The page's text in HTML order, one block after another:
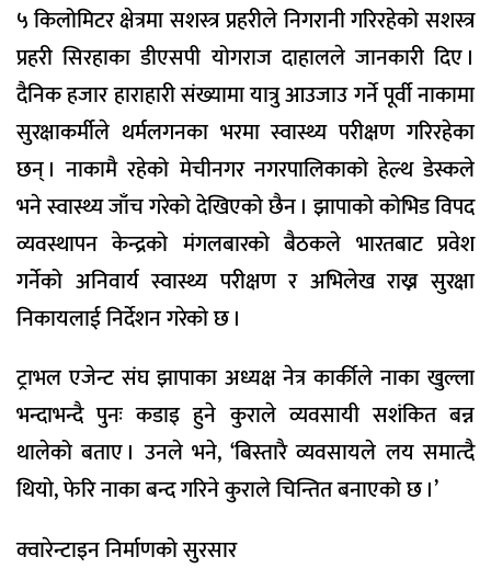
५ किलोमिटर क्षेत्रमा सशस्त्र प्रहरीले निगरानी गरिरहेको सशस्त्र
प्रहरी सिरहाका डीएसपी योगराज दाहालले जानकारी दिए ।
दैनिक हजार हाराहारी संख्यामा यात्रु आउजाउ गर्ने पूर्वी नाकामा
सुरक्षाकर्मीले थर्मलगनका भरमा स्वास्थ्य परीक्षण गरिरहेका
छन् । नाकामै रहेको मेचीनगर नगरपालिकाको हेल्थ डेस्कले
भने स्वास्थ्य जाँच गरेको देखिएको छैन । झापाको कोभिड विपद
व्यवस्थापन केन्द्रको मंगलबारको बैठकले भारतबाट प्रवेश
गर्नेको अनिवार्य स्वास्थ्य परीक्षण र अभिलेख राख्न सुरक्षा
निकायलाई निर्देशन गरेको छ ।
ट्राभल एजेन्ट संघ झापाका अध्यक्ष नेत्र कार्कीले नाका खुल्ला
भन्दाभन्दै पुनः कडाइ हुने कुराले व्यवसायी सशंकित बन्न
थालेको बताए । उनले भने, ‘बिस्तारै व्यवसायले लय समात्दै
थियो, फेरि नाका बन्द गरिने कुराले चिन्तित बनाएको छ ।’
क्वारेन्टाइन निर्माणको सुरसार